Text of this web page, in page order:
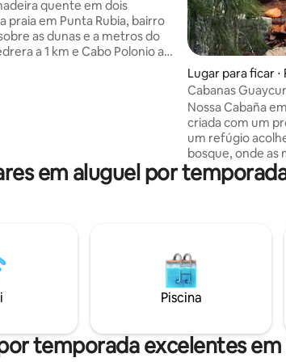
quente em dois
praia em Punta Rubia, bairro
as dunas e a metros do
a 1 km e Cabo Polonio a
de converter em cama, a
sala de estar. Churrasqueira
Lugar para ficar ⋅
ablo
Cabanas
no bosque
Nossa Cabaña
criada com um
um refúgio
bosque, onde as
possam nascer. Entre uma natureza
selvagem e uma
para viver
permanecerão
Aproveite cada
redor, os
que cura.
em aluguel por
Piscina
temporada excelentes